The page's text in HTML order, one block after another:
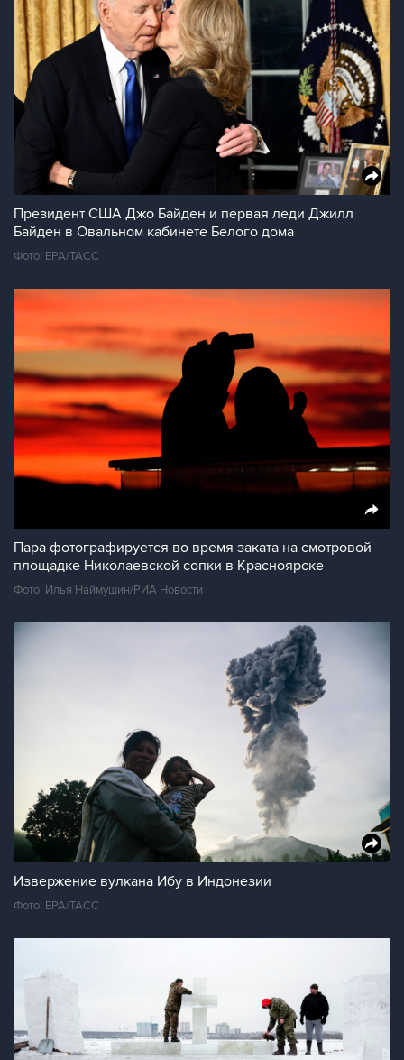
Президент США Джо Байден и первая леди Джилл
Байден в Овальном кабинете Белого дома
Фото: EPA/ТАСС
Пара фотографируется во время заката на смотровой
площадке Николаевской сопки в Красноярске
Фото: Илья Наймушин/РИА Новости
Извержение вулкана Ибу в Индонезии
Фото: ЕРА/ТАСС